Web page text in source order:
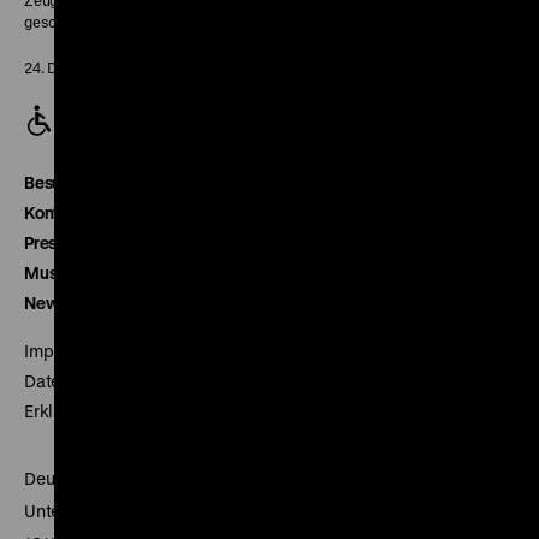
geschlossen
24. Dezember geschlossen
Besucherservice
Kontakt
Presse
Museumsverein
Newsletter
Impressum
Datenschutz
Erklärung digitale Barrierefreiheit
Deutsches Historisches Museum
Unter den Linden 2